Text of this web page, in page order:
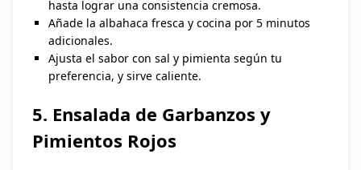
hasta lograr una consistencia cremosa.
Añade la albahaca fresca y cocina por 5 minutos
adicionales.
Ajusta el sabor con sal y pimienta según tu
preferencia, y sirve caliente.
5. Ensalada de Garbanzos y
Pimientos Rojos